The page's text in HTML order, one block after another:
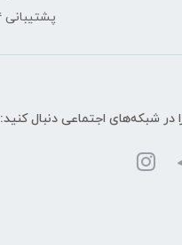
پشتیبانی ۲۴ ساعته
در شبکه‌های اجتماعی دنبال کنید: